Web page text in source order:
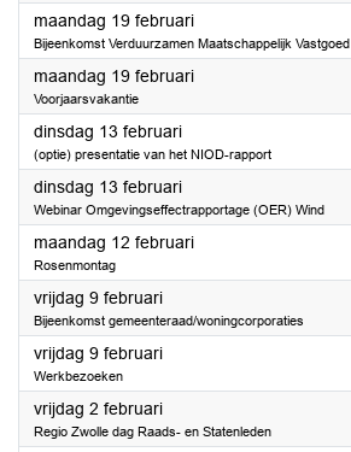
maandag 19 februari2024
Bijeenkomst Verduurzamen Maatschappelijk Vastgoed
maandag 19 februari2024
Voorjaarsvakantie
dinsdag 13 februari2024
(optie) presentatie van het NIOD-rapport
dinsdag 13 februari2024
Webinar Omgevingseffectrapportage (OER) Wind
maandag 12 februari2024
Rosenmontag
vrijdag 9 februari2024
Bijeenkomst gemeenteraad/woningcorporaties
vrijdag 9 februari2024
Werkbezoeken
vrijdag 2 februari2024
Regio Zwolle dag Raads- en Statenleden